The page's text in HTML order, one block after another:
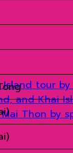
Island tour
and Khai
Thon by